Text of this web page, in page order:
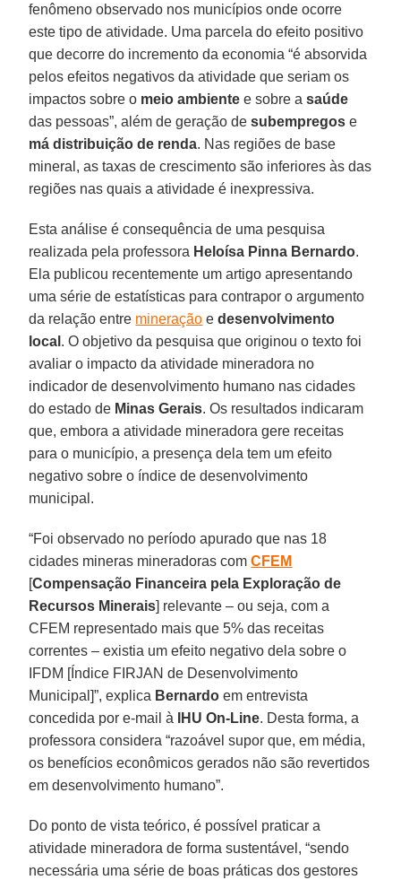
fenômeno observado nos municípios onde ocorre
este tipo de atividade. Uma parcela do efeito positivo
que decorre do incremento da economia “é absorvida
pelos efeitos negativos da atividade que seriam os
impactos sobre o meio ambiente e sobre asaúde
das pessoas”, além de geração desubempregos e
má distribuição de renda. Nas regiões de base
mineral, as taxas de crescimento são inferiores às das
regiões nas quais a atividade é inexpressiva.
Esta análise é consequência de uma pesquisa
realizada pela professora Heloísa Pinna Bernardo.
Ela publicou recentemente um artigo apresentando
uma série de estatísticas para contrapor o argumento
da relação entre mineração edesenvolvimento
local . O objetivo da pesquisa que originou o texto foi
avaliar o impacto da atividade mineradora no
indicador de desenvolvimento humano nas cidades
do estado de Minas Gerais. Os resultados indicaram
que, embora a atividade mineradora gere receitas
para o município, a presença dela tem um efeito
negativo sobre o índice de desenvolvimento
municipal.
“Foi observado no período apurado que nas 18
cidades mineras mineradoras comCFEM
[Compensação Financeira pela Exploração de
Recursos Minerais] relevante – ou seja, com a
CFEM representado mais que 5% das receitas
correntes – existia um efeito negativo dela sobre o
IFDM [Índice FIRJAN de Desenvolvimento
Municipal]”, explica Bernardo em entrevista
concedida por e-mail à
IHU On-Line. Desta forma, a
professora considera “razoável supor que, em média,
os benefícios econômicos gerados não são revertidos
em desenvolvimento humano”.
Do ponto de vista teórico, é possível praticar a
atividade mineradora de forma sustentável, “sendo
necessária uma série de boas práticas dos gestores